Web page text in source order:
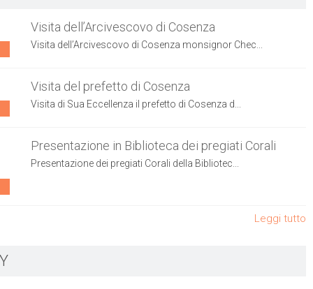
Visita dell’Arcivescovo di Cosenza
Visita dell’Arcivescovo di Cosenza monsignor Chec...
Visita del prefetto di Cosenza
Visita di Sua Eccellenza il prefetto di Cosenza d...
Presentazione in Biblioteca dei pregiati Corali
Presentazione dei pregiati Corali della Bibliotec...
Leggi tutto